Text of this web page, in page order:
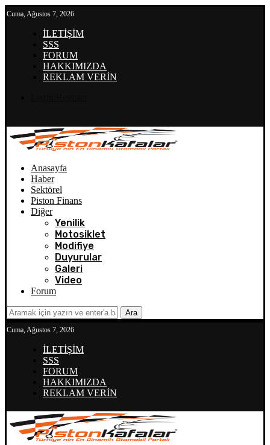
Cuma, Ağustos 7, 2026
İLETİŞİM
SSS
FORUM
HAKKIMIZDA
REKLAM VERİN
Anasayfa
Haber
Sektörel
Piston Finans
Diğer
Yenilik
Motosiklet
Modifiye
Duyurular
Galeri
Video
Forum
Ara
Cuma, Ağustos 7, 2026
İLETİŞİM
SSS
FORUM
HAKKIMIZDA
REKLAM VERİN